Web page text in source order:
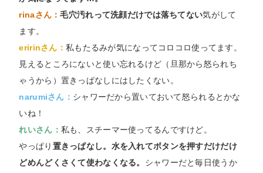
rinaさん：毛穴汚れって洗顔だけでは落ちてない気がして
ます。
eririnさん：私もたるみが気になってコロコロ使ってます。
見えるところにないと使い忘れるけど（旦那から怒られち
ゃうから）置きっぱなしにはしたくない。
narumiさん： シャワーだから置いておいて怒られるとかな
いね！
れいさん： 私も、スチーマー使ってるんですけど。
やっぱり 置きっぱなし。水を入れてボタンを押すだけだけ
どめんどくさくて使わなくなる。 シャワーだと毎日使うか